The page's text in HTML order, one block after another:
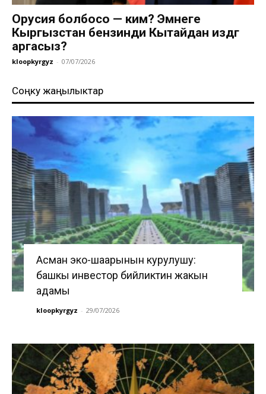
Орусия болбосо — ким? Эмнеге
Кыргызстан бензинди Кытайдан издөөгө
аргасыз?
kloopkyrgyz - 07/07/2026
Соңку жаңылыктар
Асман эко-шаарынын курулушу:
башкы инвестор бийликтин жакын
адамы
kloopkyrgyz - 29/07/2026